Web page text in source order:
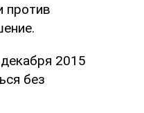
против
2015
без